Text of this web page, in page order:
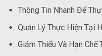
Thông Tin Nhanh Để
Quản Lý Thực Hiện Tại
Giảm Thiểu Và Hạn Chế